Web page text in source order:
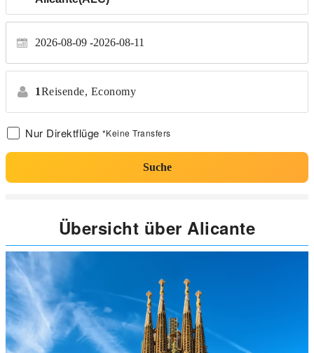
2026-08-09 2026-08-11
1Reisende, Economy
Nur Direktflüge *Keine Transfers
Suche
Übersicht über Alicante